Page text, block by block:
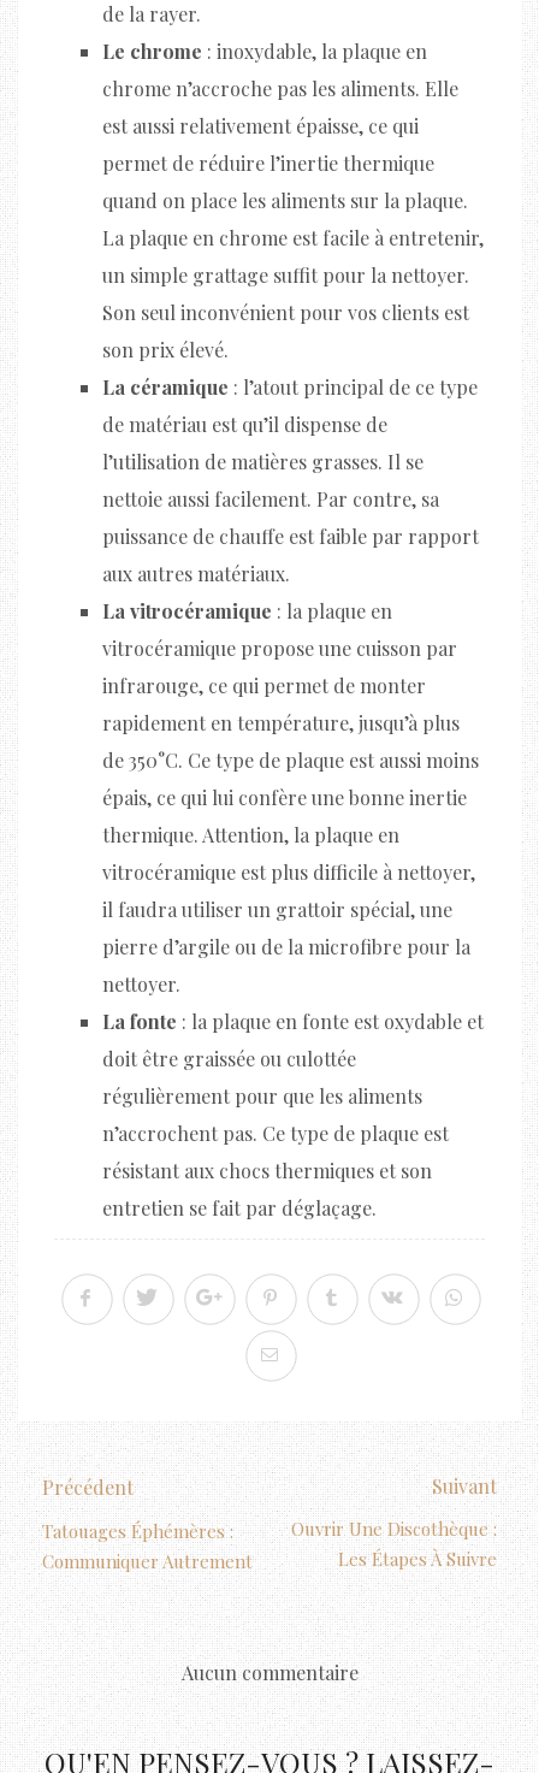
de la rayer.
Le chrome : inoxydable, la plaque en
chrome n’accroche pas les aliments. Elle
est aussi relativement épaisse, ce qui
permet de réduire l’inertie thermique
quand on place les aliments sur la plaque.
La plaque en chrome est facile à entretenir,
un simple grattage suffit pour la nettoyer.
Son seul inconvénient pour vos clients est
son prix élevé.
La céramique : l’atout principal de ce type
de matériau est qu’il dispense de
l’utilisation de matières grasses. Il se
nettoie aussi facilement. Par contre, sa
puissance de chauffe est faible par rapport
aux autres matériaux.
La vitrocéramique : la plaque en
vitrocéramique propose une cuisson par
infrarouge, ce qui permet de monter
rapidement en température, jusqu’à plus
de 350°C. Ce type de plaque est aussi moins
épais, ce qui lui confère une bonne inertie
thermique. Attention, la plaque en
vitrocéramique est plus difficile à nettoyer,
il faudra utiliser un grattoir spécial, une
pierre d’argile ou de la microfibre pour la
nettoyer.
La fonte : la plaque en fonte est oxydable et
doit être graissée ou culottée
régulièrement pour que les aliments
n’accrochent pas. Ce type de plaque est
résistant aux chocs thermiques et son
entretien se fait par déglaçage.
Précédent
Tatouages Éphémères :
Communiquer Autrement
Suivant
Ouvrir Une Discothèque :
Les Étapes À Suivre
Aucun commentaire
QU'EN PENSEZ-VOUS ? LAISSEZ-